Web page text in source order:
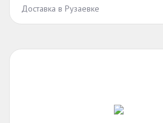
Доставка в Рузаевке